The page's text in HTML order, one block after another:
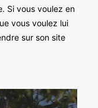
Si vous voulez en
vous voulez lui
sur son site